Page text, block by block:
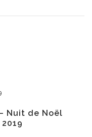
Nuit de Noël